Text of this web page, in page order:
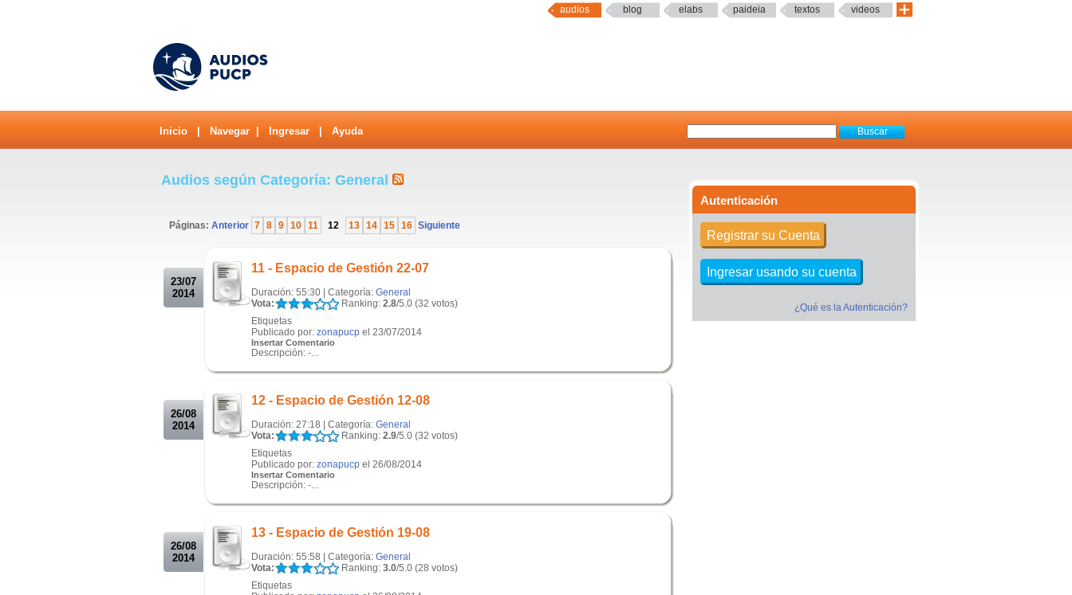
audios blog elabs paideia textos videos
Inicio Navegar Ingresar Ayuda
Autenticación
Registrar su Cuenta
Ingresar usando su cuenta
¿Qué es la Autenticación?
Audios según Categoría: General
Páginas: Anterior 7 8 9 10 11 12 13 14 15 16 Siguiente
23/07
2014
11 - Espacio de Gestión 22-07
Duración: 55:30 | Categoría: General
Vota:
Ranking: 2.8/5.0 (32 votos)
Etiquetas
Publicado por: zonapucp el 23/07/2014
Insertar Comentario
Descripción: -...
26/08
2014
12 - Espacio de Gestión 12-08
Duración: 27:18 | Categoría: General
Vota:
Ranking: 2.9/5.0 (32 votos)
Etiquetas
Publicado por: zonapucp el 26/08/2014
Insertar Comentario
Descripción: -...
26/08
2014
13 - Espacio de Gestión 19-08
Duración: 55:58 | Categoría: General
Vota:
Ranking: 3.0/5.0 (28 votos)
Etiquetas